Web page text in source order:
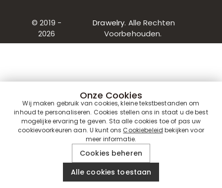
© 2019 -
2026
Drawelry. Alle Rechten
Voorbehouden.
Onze Cookies
Wij maken gebruik van cookies, kleine tekstbestanden om
inhoud te personaliseren. Cookies stellen ons in staat u de best
mogelijke ervaring te geven. Sta alle cookies toe of pas uw
cookievoorkeuren aan. U kunt onsCookiebeleid bekijken voor
meer informatie.
Cookies beheren
Alle cookies toestaan